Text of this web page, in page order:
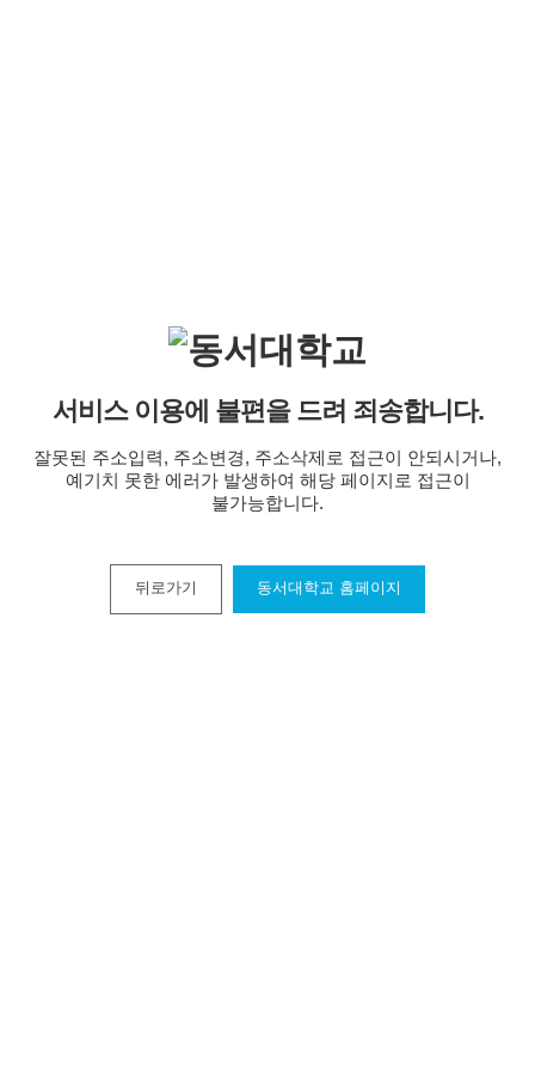
서비스 이용에 불편을 드려 죄송합니다.
잘못된 주소입력, 주소변경, 주소삭제로 접근이 안되시거나,
예기치 못한 에러가 발생하여 해당 페이지로 접근이
불가능합니다.
뒤로가기 동서대학교 홈페이지